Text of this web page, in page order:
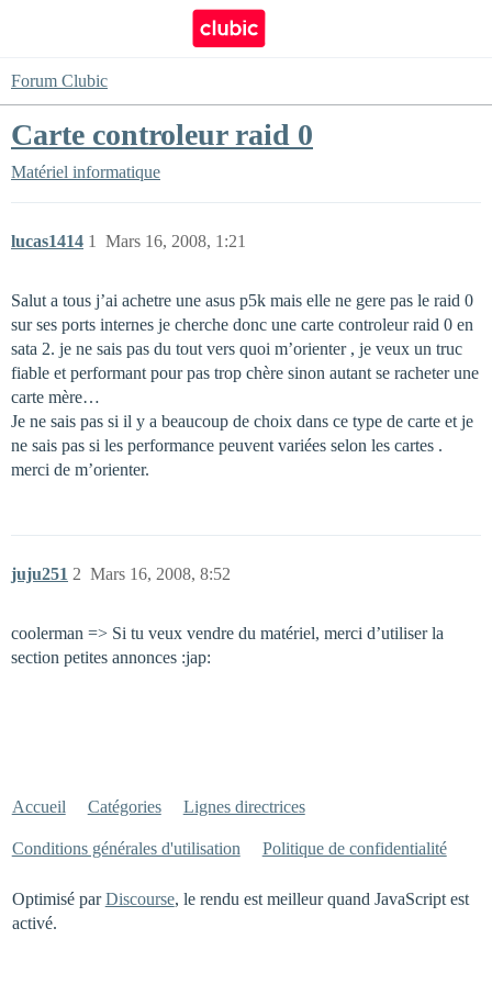
Forum Clubic
Carte controleur raid 0
Matériel informatique
lucas1414 Mars 16, 2008, 1:21
1
Salut a tous j’ai achetre une asus p5k mais elle ne gere pas le raid 0
sur ses ports internes je cherche donc une carte controleur raid 0 en
sata 2. je ne sais pas du tout vers quoi m’orienter , je veux un truc
fiable et performant pour pas trop chère sinon autant se racheter une
carte mère…
Je ne sais pas si il y a beaucoup de choix dans ce type de carte et je
ne sais pas si les performance peuvent variées selon les cartes .
merci de m’orienter.
juju251 Mars 16, 2008, 8:52
2
coolerman => Si tu veux vendre du matériel, merci d’utiliser la
section petites annonces :jap:
Accueil Catégories Lignes directrices
Conditions générales d'utilisation Politique de confidentialité
Optimisé parDiscourse, le rendu est meilleur quand JavaScript est
activé.